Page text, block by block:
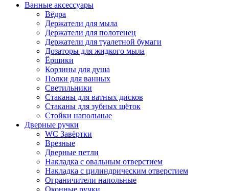
Ванные аксессуары
Вёдра
Держатели для мыла
Держатели для полотенец
Держатели для туалетной бумаги
Дозаторы для жидкого мыла
Ёршики
Корзины для душа
Полки для ванных
Светильники
Стаканы для ватных дисков
Стаканы для зубных щёток
Стойки напольные
Дверные ручки
WC Завёртки
Врезные
Дверные петли
Накладка с овальным отверстием
Накладка с цилиндрическим отверстием
Ограничители напольные
Оконные ручки